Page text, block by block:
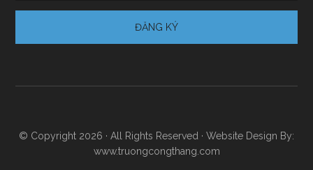
© Copyright 2026 · All Rights Reserved · Website Design By:
www.truongcongthang.com